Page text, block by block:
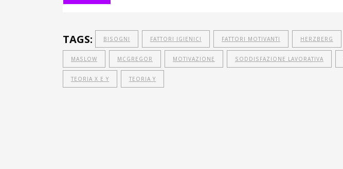
TAGS: BISOGNI FATTORI IGIENICI FATTORI MOTIVANTI HERZBERG
MASLOW MCGREGOR MOTIVAZIONE SODDISFAZIONE LAVORATIVA
TEORIA X E Y TEORIA Y